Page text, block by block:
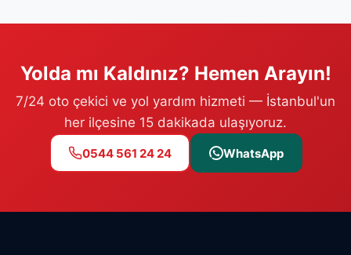
Yolda mı Kaldınız? Hemen Arayın!
7/24 oto çekici ve yol yardım hizmeti — İstanbul'un
her ilçesine 15 dakikada ulaşıyoruz.
0544 561 24 24 WhatsApp